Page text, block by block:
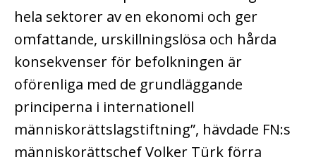
hela sektorer av en ekonomi och ger
omfattande, urskillningslösa och hårda
konsekvenser för befolkningen är
oförenliga med de grundläggande
principerna i internationell
människorättslagstiftning”, hävdade FN:s
människorättschef Volker Türk förra